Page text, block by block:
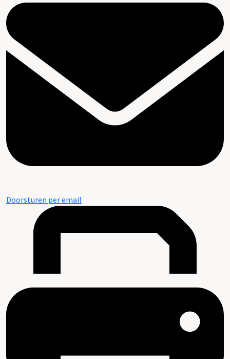
Doorsturen per email